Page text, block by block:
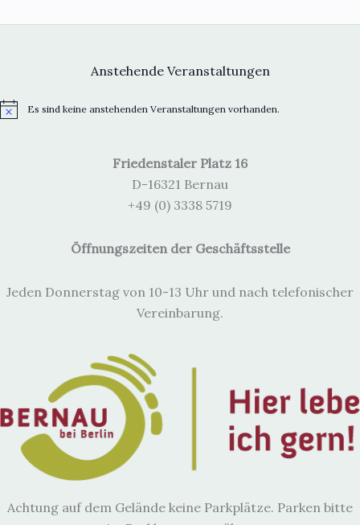
Anstehende Veranstaltungen
H
Es sind keine anstehenden Veranstaltungen vorhanden.
Friedenstaler Platz 16
D-16321 Bernau
+49 (0) 3338 5719
Öffnungszeiten der Geschäftsstelle
Jeden Donnerstag von 10-13 Uhr und nach telefonischer
Vereinbarung.
Achtung auf dem Gelände keine Parkplätze. Parken bitte